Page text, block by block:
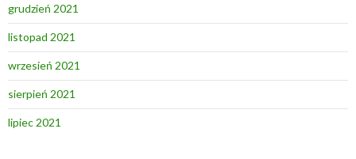
grudzień 2021
listopad 2021
wrzesień 2021
sierpień 2021
lipiec 2021